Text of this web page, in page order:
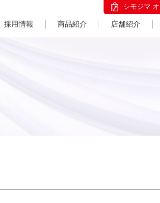
シモジマ
採用情報 商品紹介 店舗紹介